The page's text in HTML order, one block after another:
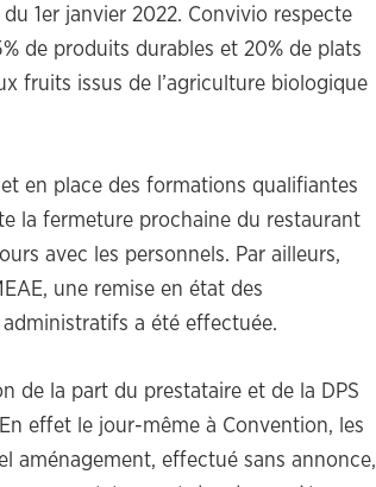
1er janvier 2022. Convivio respecte
de produits durables et 20% de plats
fruits issus de l’agriculture biologique
en place des formations qualifiantes
la fermeture prochaine du restaurant
avec les personnels. Par ailleurs,
une remise en état des
a été effectuée.
de la part du prestataire et de la DPS
effet le jour-même à Convention, les
aménagement, effectué sans annonce,